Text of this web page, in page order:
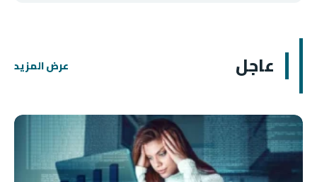
عاجل عرض المزيد